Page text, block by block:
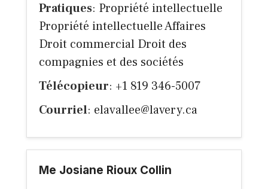
Pratiques: Propriété intellectuelle
Propriété intellectuelle Affaires
Droit commercial Droit des
compagnies et des sociétés
Télécopieur: +1 819 346-5007
Courriel: elavallee@lavery.ca
Me Josiane Rioux Collin